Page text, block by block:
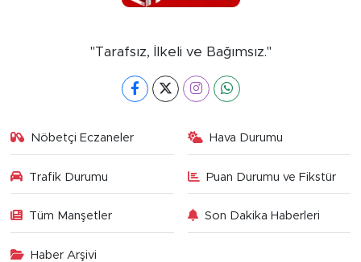
"Tarafsız, İlkeli ve Bağımsız."
Nöbetçi Eczaneler Hava Durumu
Trafik Durumu Puan Durumu ve Fikstür
Tüm Manşetler Son Dakika Haberleri
Haber Arşivi